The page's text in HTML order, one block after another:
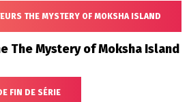
THE MYSTERY OF MOKSHA ISLAND
The Mystery of Moksha Island
FIN DE SÉRIE